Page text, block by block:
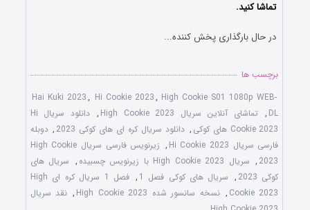
تماشا کنید.
در حال بارگذاری پخش کننده...
برچسب ها
Hai Kuki 2023, Hi Cookie 2023, High Cookie S01 1080p WEB-
DL
, تماشای آنلاین سریال High Cookie 2023 ,
دانلود سریال Hi
Cookie 2023 های کوکی
, دانلود سریال کره ای های کوکی 2023 , دوبله
فارسی سریال Hi Cookie 2023
,
زیرنویس فارسی سریال High Cookie
2023
, سریال High Cookie 2023 با زیرنویس چسبیده , سریال های
کوکی 2023
, سریال های کوکی فصل 1 ,
فصل 1 سریال کره ای High
Cookie 2023
, نسخه سانسور شده High Cookie 2023 , نقد سریال